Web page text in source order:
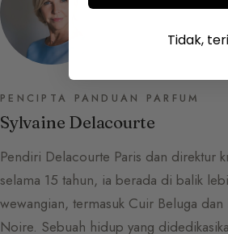
PENCIPTA PANDUAN PARFUM
Sylvaine Delacourte
Pendiri Delacourte Paris dan direktur
selama 15 tahun, ia berada di balik
wewangian, termasuk Cuir Beluga dan
Noire. Sebuah hidup yang
Tidak,